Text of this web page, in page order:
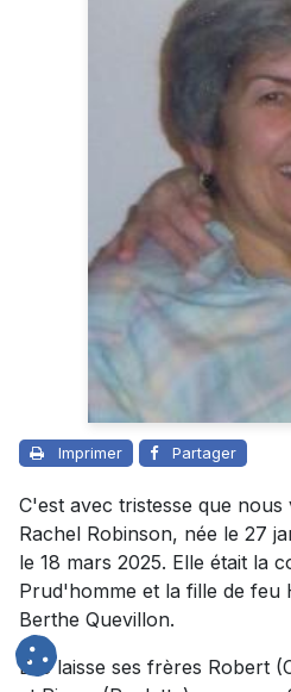
Imprimer Partager
C'est avec tristesse que
Rachel Robinson, née le 27
le 18 mars 2025. Elle était la
Prud'homme et la fille de feu
Berthe Quevillon.
Elle laisse ses frères Robert